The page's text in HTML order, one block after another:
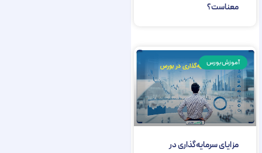
معناست؟
آموزش بورس
مزایای سرمایه‌گذاری در